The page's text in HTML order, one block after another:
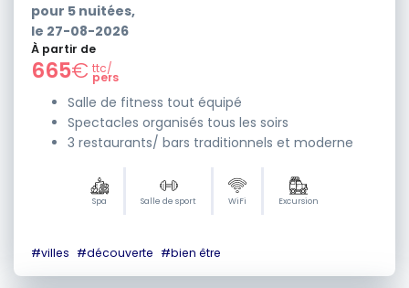
pour 5 nuitées,
le 27-08-2026
À partir de
665€ ttc/
pers
Salle de fitness tout équipé
Spectacles organisés tous les soirs
3 restaurants/ bars traditionnels et moderne
Spa Salle de sport WiFi Excursion
#villes #découverte #bien être